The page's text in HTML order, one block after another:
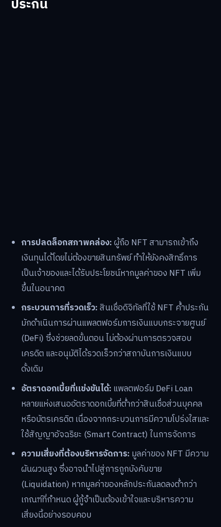
ประกัน
การปลดล็อกสภาพคล่อง:ผู้ถือ NFT สามารถเข้าถึง
เงินทุนได้โดยไม่ต้องขายสินทรัพย์ ทำให้ยังคงสิทธิ์การ
เป็นเจ้าของและได้รับประโยชน์หากมูลค่าของ NFT เพิ่ม
ขึ้นในอนาคต
กระบวนการที่รวดเร็ว:สินเชื่อดิจิทัลที่ใช้ NFT ค้ำประกัน
มักดำเนินการผ่านแพลตฟอร์มการเงินแบบกระจายศูนย์
(DeFi) ซึ่งช่วยลดขั้นตอน ไม่ต้องผ่านการตรวจสอบ
เครดิต และอนุมัติได้รวดเร็วกว่าสถาบันการเงินแบบ
ดั้งเดิม
อัตราดอกเบี้ยที่แข่งขันได้: แพลตฟอร์ม DeFi Loan
หลายแห่งเสนออัตราดอกเบี้ยที่ต่ำกว่าสินเชื่อส่วนบุคคล
หรือบัตรเครดิต เนื่องจากกระบวนการมีความโปร่งใสและ
ใช้สัญญาอัจฉริยะ (Smart Contract) ในการจัดการ
ความเสี่ยงที่ต้องบริหารจัดการ: มูลค่าของ NFT มีความ
ผันผวนสูง ซึ่งอาจนำไปสู่การถูกบังคับขาย
(Liquidation) หากมูลค่าของหลักประกันลดลงต่ำกว่า
เกณฑ์ที่กำหนด ผู้กู้จำเป็นต้องเข้าใจและบริหารความ
เสี่ยงนี้อย่างรอบคอบ